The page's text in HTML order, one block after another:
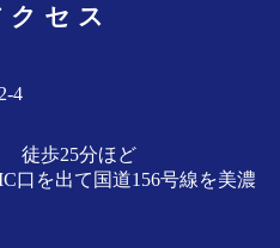
セス
4
徒歩25分ほど
口を出て国道156号線を美濃